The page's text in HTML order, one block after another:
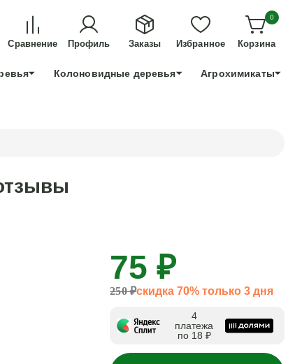
ДЛЯ ТЕХ, КТО УСПЕЕТ!
+7 991 898 83 30
Сравнение Профиль Заказы Избранное
0
Корзина
Колоновидные деревья Агрохимикаты
75 ₽
250 ₽скидка 70% только 3 дня
4
платежа
по 18 ₽